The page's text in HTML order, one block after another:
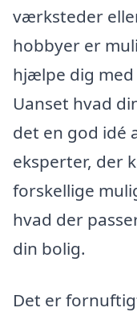
værksteder
hobbyer er
hjælpe dig
Uanset hvad
det en god idé
eksperter, der
forskellige
hvad der
din bolig.
Det er